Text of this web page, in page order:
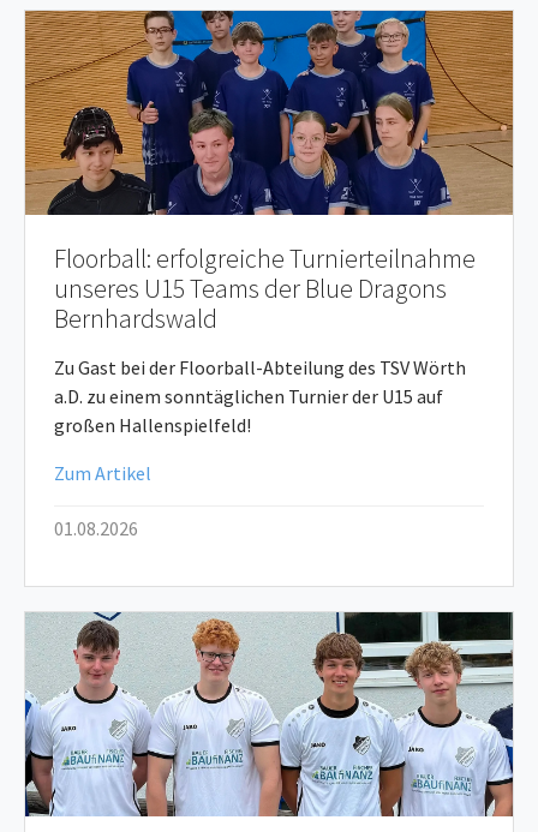
Floorball: erfolgreiche Turnierteilnahme
unseres U15 Teams der Blue Dragons
Bernhardswald
Zu Gast bei der Floorball-Abteilung des TSV Wörth
a.D. zu einem sonntäglichen Turnier der U15 auf
großen Hallenspielfeld!
Zum Artikel
01.08.2026